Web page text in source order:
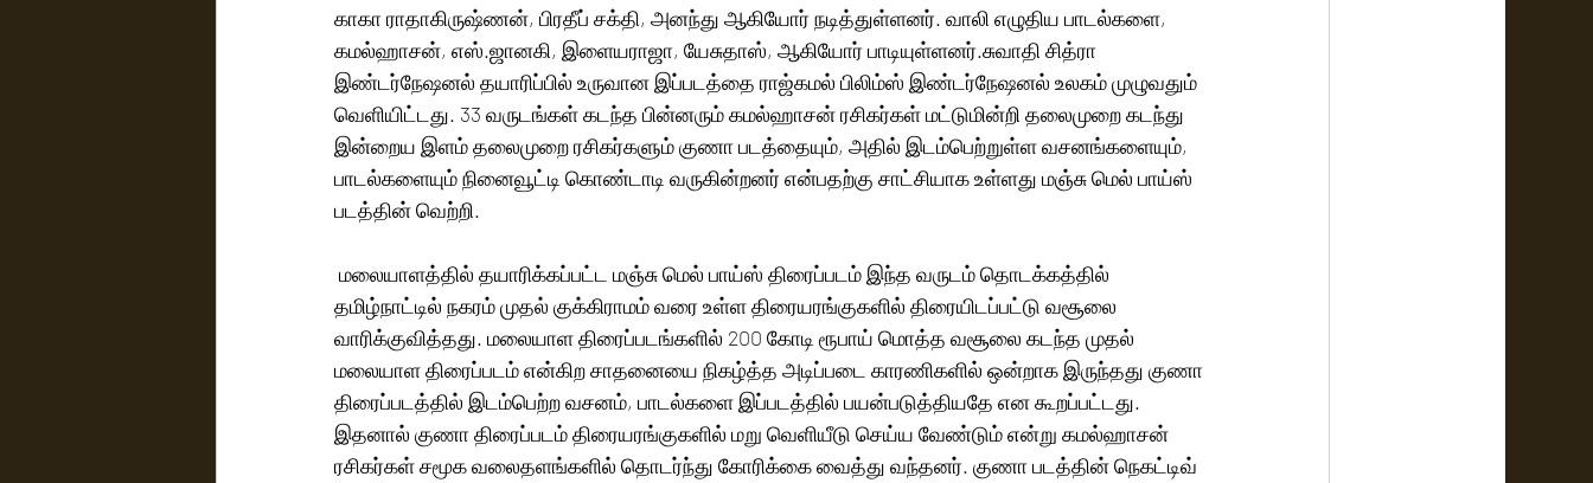
காகா ராதாகிருஷ்ணன், பிரதீப் சக்தி, அனந்து ஆகியோர் நடித்துள்ளனர். வாலி எழுதிய பாடல்களை,
கமல்ஹாசன், எஸ்.ஜானகி, இளையராஜா, யேசுதாஸ், ஆகியோர் பாடியுள்ளனர்.சுவாதி சித்ரா
இண்டர்நேஷனல் தயாரிப்பில் உருவான இப்படத்தை ராஜ்கமல் பிலிம்ஸ் இண்டர்நேஷனல் உலகம் முழுவதும்
வெளியிட்டது. 33 வருடங்கள் கடந்த பின்னரும் கமல்ஹாசன் ரசிகர்கள் மட்டுமின்றி தலைமுறை கடந்து
இன்றைய இளம் தலைமுறை ரசிகர்களும் குணா படத்தையும், அதில் இடம்பெற்றுள்ள வசனங்களையும்,
பாடல்களையும் நினைவூட்டி கொண்டாடி வருகின்றனர் என்பதற்கு சாட்சியாக உள்ளது மஞ்சு மெல் பாய்ஸ்
படத்தின் வெற்றி.
தமிழ்நாட்டில் நகரம் முதல் குக்கிராமம் வரை உள்ள திரையரங்குகளில் திரையிடப்பட்டு வசூலை
வாரிக்குவித்தது. மலையாள திரைப்படங்களில் 200 கோடி ரூபாய் மொத்த வசூலை கடந்த முதல்
மலையாள திரைப்படம் என்கிற சாதனையை நிகழ்த்த அடிப்படை காரணிகளில் ஒன்றாக இருந்தது குணா
திரைப்படத்தில் இடம்பெற்ற வசனம், பாடல்களை இப்படத்தில் பயன்படுத்தியதே என கூறப்பட்டது.
இதனால் குணா திரைப்படம் திரையரங்குகளில் மறு வெளியீடு செய்ய வேண்டும் என்று கமல்ஹாசன்
ரசிகர்கள் சமூக வலைதளங்களில் தொடர்ந்து கோரிக்கை வைத்து வந்தனர். குணா படத்தின் நெகட்டிவ்